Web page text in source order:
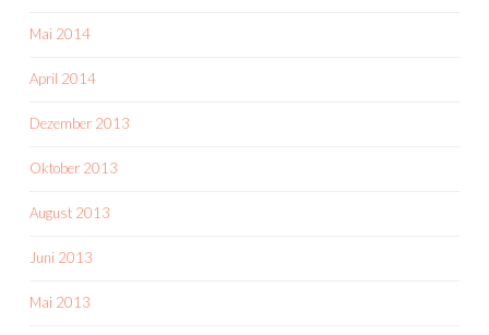
Mai 2014
April 2014
Dezember 2013
Oktober 2013
August 2013
Juni 2013
Mai 2013